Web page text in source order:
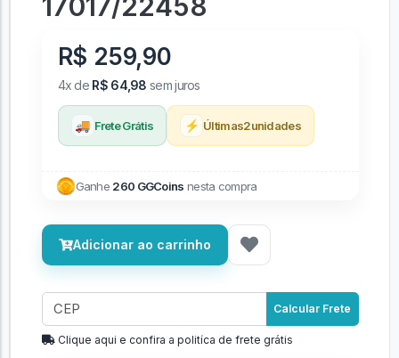
R$ 259,90
4x de R$ 64,98 sem juros
🚚 Frete Grátis ⚡ Últimas2unidades
Ganhe 260 GGCoins nesta compra
Adicionar ao carrinho
Calcular Frete
Clique aqui e confira a politíca de frete grátis